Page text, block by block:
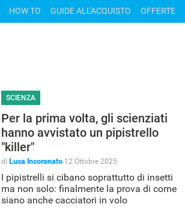
HOW TO GUIDE ALL'ACQUISTO OFFERTE
SCIENZA
Per la prima volta, gli scienziati
hanno avvistato un pipistrello
"killer"
di Luca Incoronato 12 Ottobre 2025
I pipistrelli si cibano soprattutto di insetti
ma non solo: finalmente la prova di come
siano anche cacciatori in volo